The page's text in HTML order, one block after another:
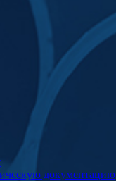
документацию